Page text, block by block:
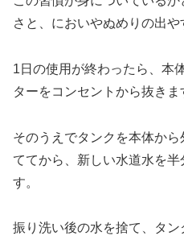
さと、においやぬめりの出や
1日の使用が終わったら、本
ターをコンセントから抜きま
そのうえでタンクを本体か
ててから、新しい水道水を
す。
振り洗い後の水を捨て、タ